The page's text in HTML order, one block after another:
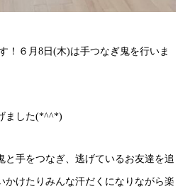
！６月8日(木)は手つなぎ鬼を行いま
ました(*^^*)
と手をつなぎ、逃げているお友達を追
かけたりみんな汗だくになりながら楽